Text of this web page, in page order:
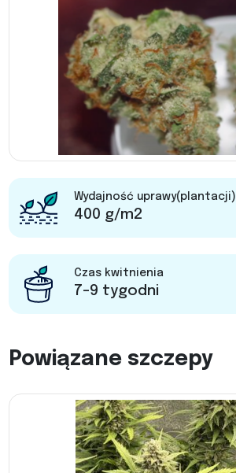
Wydajność uprawy(plantacji)
400 g/m2
Czas kwitnienia
7-9 tygodni
Powiązane szczepy